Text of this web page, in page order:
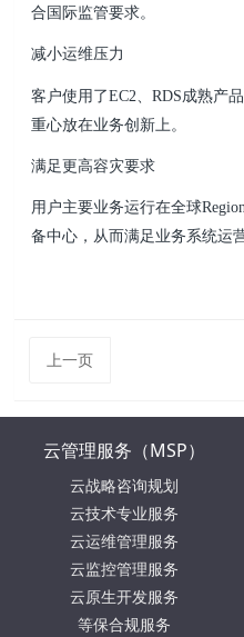
合国际监管要求。
减小运维压力
客户使用了EC2、RDS成熟产
重心放在业务创新上。
满足更高容灾要求
用户主要业务运行在全球
备中心，从而满足业务系统运
上一页
云管理服务（MSP）
云战略咨询规划
云技术专业服务
云运维管理服务
云监控管理服务
云原生开发服务
等保合规服务